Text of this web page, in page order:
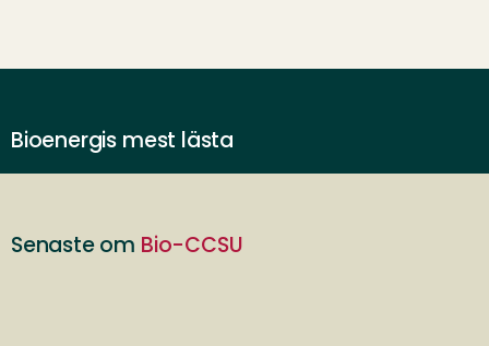
Bioenergis mest lästa
Senaste om Bio-CCSU